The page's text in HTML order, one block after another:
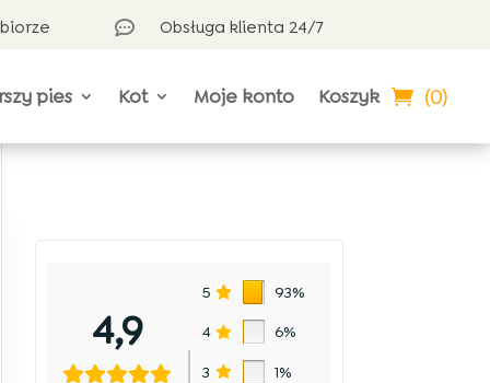
 Obsługa klienta 24/7
pies Kot Moje konto Koszyk (0)
4,9
5 93%
4 6%
3 1%